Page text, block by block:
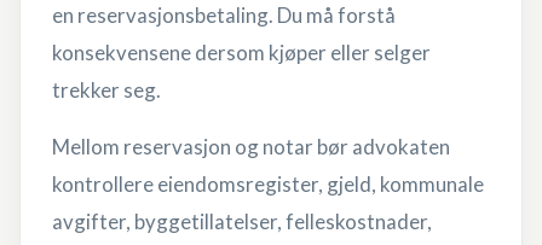
en reservasjonsbetaling. Du må forstå
konsekvensene dersom kjøper eller selger
trekker seg.
Mellom reservasjon og notar bør advokaten
kontrollere eiendomsregister, gjeld, kommunale
avgifter, byggetillatelser, felleskostnader,